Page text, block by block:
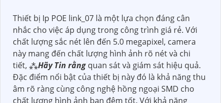
Thiết bị Ip POE link_07 là một lựa chọn đáng cân
nhắc cho việc áp dụng trong công trình giá rẻ. Với
chất lượng sắc nét lên đến 5.0 megapixel, camera
này mang đến chất lượng hình ảnh rõ nét và chi
tiết, ⁂Hãy Tin rằngquan sát và giám sát hiệu quả.
Đặc điểm nổi bật của thiết bị này đó là khả năng thu
âm rõ ràng cùng công nghệ hồng ngoại SMD cho
chất lượng hình ảnh ban đêm tốt. Với khả năng